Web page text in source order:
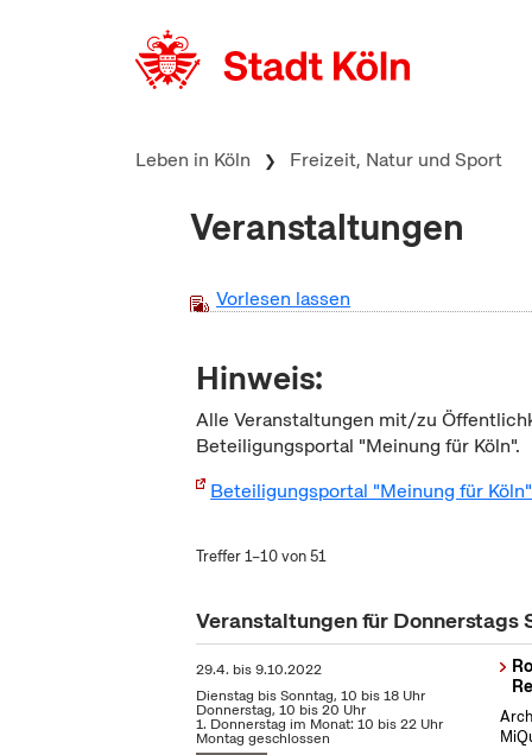
Leben in Köln Freizeit, Natur und Sport
Veranstaltungen
Vorlesen lassen
Hinweis:
Alle Veranstaltungen mit/zu
Beteiligungsportal "Meinung für Köln".
Beteiligungsportal "Meinung für Köln"
Treffer 1–10 von 51
Veranstaltungen für Donnerstags
29.4. bis9.10.2022
Dienstag bis Sonntag, 10 bis 18 Uhr
Donnerstag, 10 bis 20 Uhr
1. Donnerstag im Monat: 10 bis 22 Uhr
Montag geschlossen